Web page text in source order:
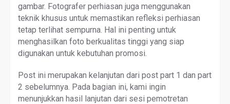
gambar. Fotografer perhiasan juga menggunakan
teknik khusus untuk memastikan refleksi perhiasan
tetap terlihat sempurna. Hal ini penting untuk
menghasilkan foto berkualitas tinggi yang siap
digunakan untuk kebutuhan promosi.
Post ini merupakan kelanjutan dari post part 1 dan part
2 sebelumnya. Pada bagian ini, kami ingin
menunjukkan hasil lanjutan dari sesi pemotretan